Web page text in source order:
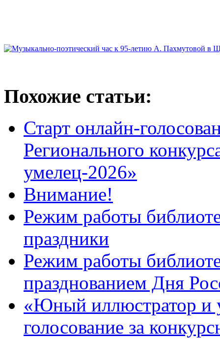
Похожие статьи:
Старт онлайн-
Регионального
умелец-2026»
Внимание!
Режим работы
праздники
Режим работы
празднованием Дня
«Юный иллюстратор и
голосование за